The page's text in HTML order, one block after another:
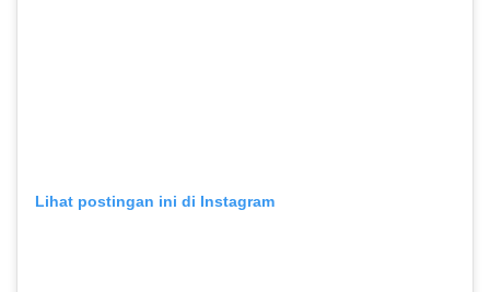
Lihat postingan ini di Instagram